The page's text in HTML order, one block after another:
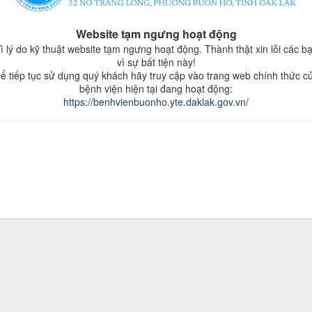
Website tạm ngưng hoạt động
lý do kỹ thuật website tạm ngưng hoạt động. Thành thật xin lỗi các
vì sự bất tiện này!
tiếp tục sử dụng quý khách hãy truy cập vào trang web chính thức
bệnh viện hiện tại đang hoạt động:
https://benhvienbuonho.yte.daklak.gov.vn/